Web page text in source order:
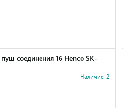
соединения 16 Henco SK-
Наличие: 2